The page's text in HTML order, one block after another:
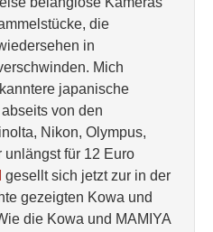
die
in
Mich
japanische
von den
Nikon, Olympus,
unlängst für 12 Euro
gesellt sich jetzt zur in der
gezeigten Kowa und
die Kowa und MAMIYA